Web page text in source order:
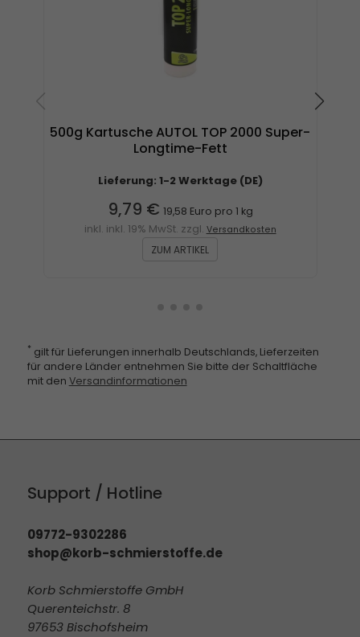
500g Kartusche AUTOL TOP 2000 Super-
Longtime-Fett
Lieferung: 1-2 Werktage (DE)
9,79 € 19,58 Euro pro 1 kg
inkl. inkl. 19% MwSt. zzgl. Versandkosten
ZUM ARTIKEL
* gilt für Lieferungen innerhalb Deutschlands, Lieferzeiten
für andere Länder entnehmen Sie bitte der Schaltfläche
mit den Versandinformationen
Support / Hotline
09772-9302286
shop@korb-schmierstoffe.de
Korb Schmierstoffe GmbH
Querenteichstr. 8
97653 Bischofsheim